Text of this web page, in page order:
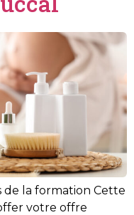
la formation Cette
votre offre